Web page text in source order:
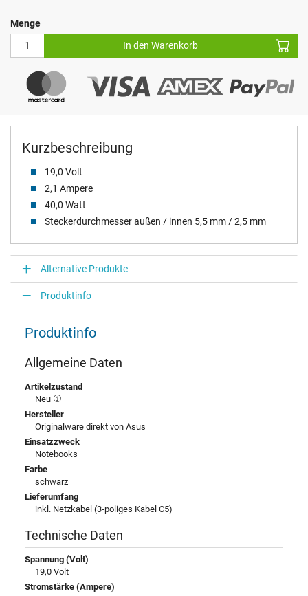
Kurzbeschreibung
19,0 Volt
2,1 Ampere
40,0 Watt
Steckerdurchmesser außen / innen 5,5 mm / 2,5 mm
Menge
In den Warenkorb
Alternative Produkte
Produktinfo
Produktinfo
Allgemeine Daten
Artikelzustand
Neu
Hersteller
Originalware direkt von Asus
Einsatzzweck
Notebooks
Farbe
schwarz
Lieferumfang
inkl. Netzkabel (3-poliges Kabel C5)
Technische Daten
Spannung (Volt)
19,0 Volt
Stromstärke (Ampere)